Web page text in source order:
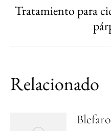
Tratamiento para
Relacionado